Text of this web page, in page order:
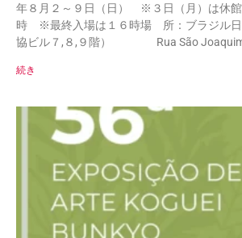
年８月２～９日（日） ※３日（月）は休
時 ※最終入場は１６時場 所：ブラジル
協ビル７,８,９階） Rua São
続き